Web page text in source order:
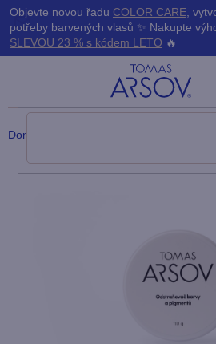
Přejít
na
obsah
Objevte novou řadu COLOR CARE,
potřeby barvených vlasů ✨ Nakupte
SLEVOU 23 % s kódem LETO 🔥
Domů
K
o
k
Zpět
Zpět